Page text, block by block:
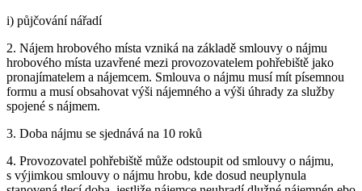
i) půjčování nářadí
2. Nájem hrobového místa vzniká na základě smlouvy o nájmu
hrobového místa uzavřené mezi provozovatelem pohřebiště jako
pronajímatelem a nájemcem. Smlouva o nájmu musí mít písemnou
formu a musí obsahovat výši nájemného a výši úhrady za služby
spojené s nájmem.
3. Doba nájmu se sjednává na 10 roků
4. Provozovatel pohřebiště může odstoupit od smlouvy o nájmu,
s výjimkou smlouvy o nájmu hrobu, kde dosud neuplynula